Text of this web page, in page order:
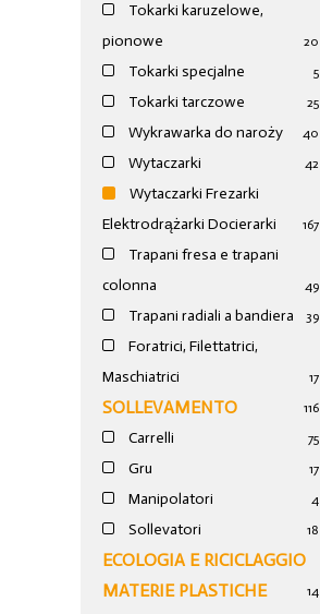
Tokarki karuzelowe,
pionowe
20
Tokarki specjalne 5
Tokarki tarczowe 25
Wykrawarka do naroży 40
Wytaczarki 42
Wytaczarki Frezarki
Elektrodrążarki Docierarki
167
Trapani fresa e trapani
colonna
49
Trapani radiali a bandiera 39
Foratrici, Filettatrici,
Maschiatrici
17
SOLLEVAMENTO 116
Carrelli 75
Gru 17
Manipolatori 4
Sollevatori 18
ECOLOGIA E RICICLAGGIO
MATERIE PLASTICHE
14